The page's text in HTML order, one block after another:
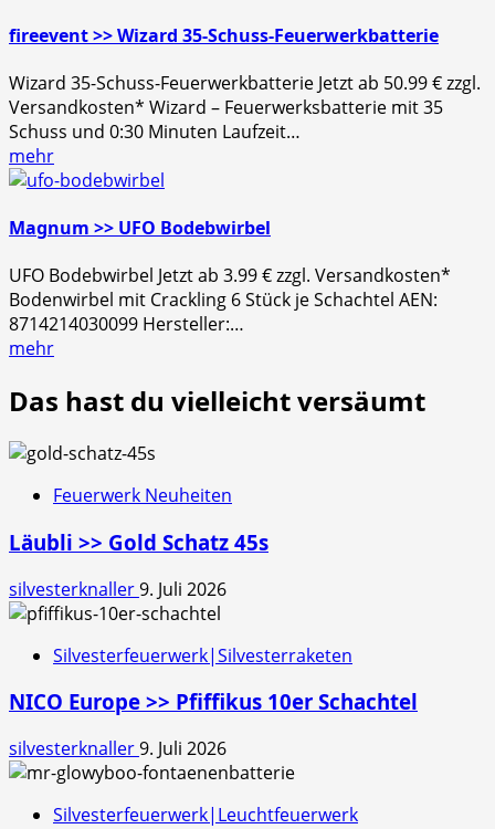
fireevent >> Wizard 35-Schuss-Feuerwerkbatterie
Wizard 35-Schuss-Feuerwerkbatterie Jetzt ab 50.99 € zzgl.
Versandkosten* Wizard – Feuerwerksbatterie mit 35
Schuss und 0:30 Minuten Laufzeit…
mehr
Magnum >> UFO Bodebwirbel
UFO Bodebwirbel Jetzt ab 3.99 € zzgl. Versandkosten*
Bodenwirbel mit Crackling 6 Stück je Schachtel AEN:
8714214030099 Hersteller:…
mehr
Das hast du vielleicht versäumt
Feuerwerk Neuheiten
Läubli >> Gold Schatz 45s
silvesterknaller9. Juli 2026
Silvesterfeuerwerk|Silvesterraketen
NICO Europe >> Pfiffikus 10er Schachtel
silvesterknaller9. Juli 2026
Silvesterfeuerwerk|Leuchtfeuerwerk